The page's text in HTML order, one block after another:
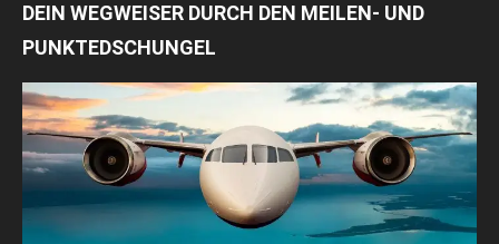
DEIN WEGWEISER DURCH DEN MEILEN- UND
PUNKTEDSCHUNGEL